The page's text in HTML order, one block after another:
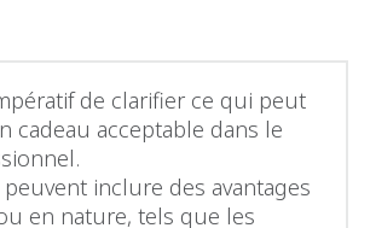
de clarifier ce qui peut
cadeau acceptable dans le
peuvent inclure des avantages
en nature, tels que les